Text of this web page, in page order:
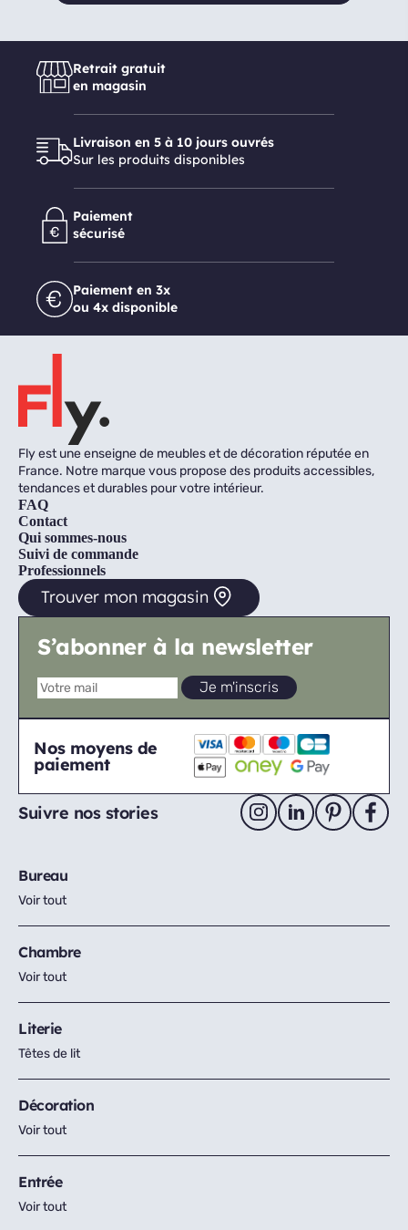
Retrait gratuit
en magasin
Livraison en 5 à 10 jours ouvrés
Sur les produits disponibles
Paiement
sécurisé
Paiement en 3x
ou 4x disponible
Fly est une enseigne de meubles et de décoration réputée en
France. Notre marque vous propose des produits accessibles,
tendances et durables pour votre intérieur.
FAQ
Contact
Qui sommes-nous
Suivi de commande
Professionnels
Trouver mon magasin
S’abonner à la newsletter
Nos moyens de
paiement
Suivre nos stories
Bureau
Voir tout
Chambre
Voir tout
Literie
Têtes de lit
Décoration
Voir tout
Entrée
Voir tout